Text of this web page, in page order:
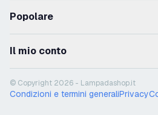
Popolare
Il mio conto
© Copyright 2026 - Lampadashop.it
Condizioni e termini generaliPrivacy